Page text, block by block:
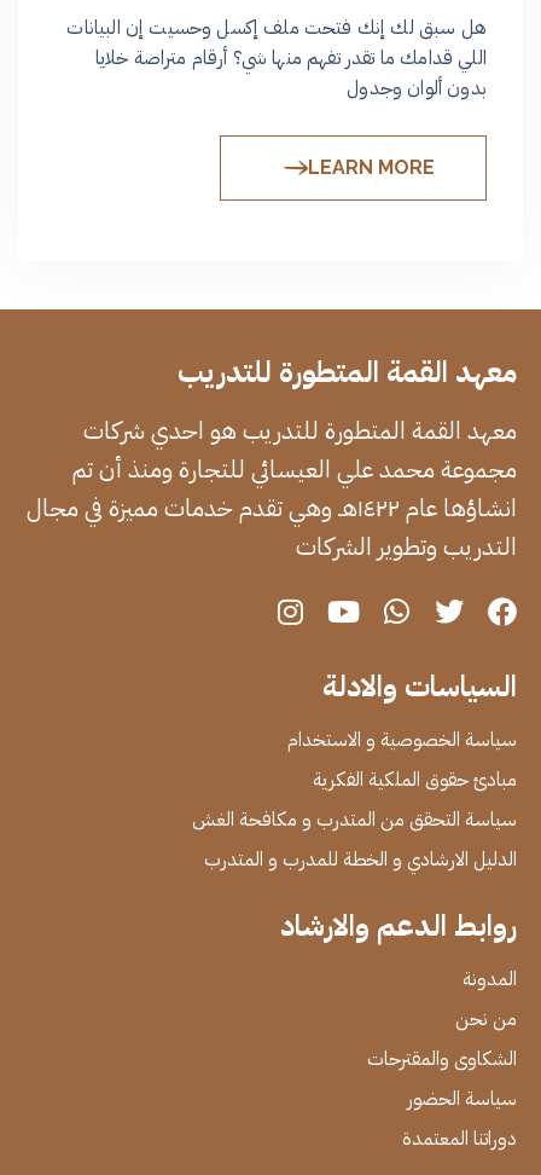
هل سبق لك إنك فتحت ملف إكسل وحسيت إن البيانات
اللي قدامك ما تقدر تفهم منها شي؟ أرقام متراصة خلايا
بدون ألوان وجدول
LEARN MORE
معهد القمة المتطورة للتدريب
معهد القمة المتطورة للتدريب هو احدي شركات
مجموعة محمد علي العيسائي للتجارة ومنذ أن تم
انشاؤها عام ١٤٢٢هـ وهي تقدم خدمات مميزة في مجال
التدريب وتطوير الشركات
السياسات والادلة
سياسة الخصوصية و الاستخدام
مبادئ حقوق الملكية الفكرية
سياسة التحقق من المتدرب و مكافحة الغش
الدليل الارشادي و الخطة للمدرب و المتدرب
روابط الدعم والارشاد
المدونة
من نحن
الشكاوى والمقترحات
سياسة الحضور
دوراتنا المعتمدة